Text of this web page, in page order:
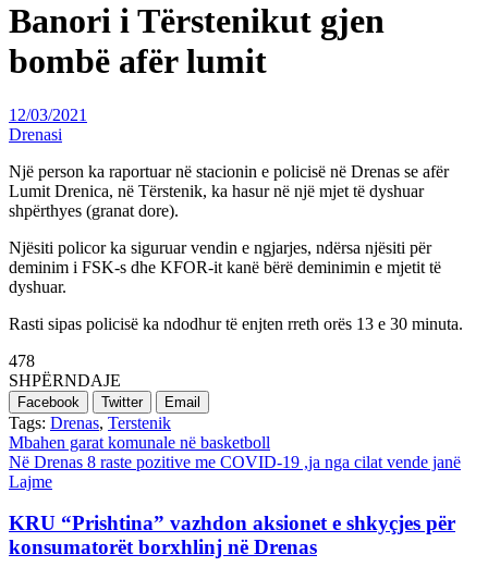
Banori i Tërstenikut gjen
bombë afër lumit
12/03/2021
Drenasi
Një person ka raportuar në stacionin e policisë në Drenas se afër
Lumit Drenica, në Tërstenik, ka hasur në një mjet të dyshuar
shpërthyes (granat dore).
Njësiti policor ka siguruar vendin e ngjarjes, ndërsa njësiti për
deminim i FSK-s dhe KFOR-it kanë bërë deminimin e mjetit të
dyshuar.
Rasti sipas policisë ka ndodhur të enjten rreth orës 13 e 30 minuta.
478
SHPËRNDAJE
Facebook Twitter Email
Tags: Drenas, Terstenik
Post
navigation
Mbahen garat komunale në basketboll
Në Drenas 8 raste pozitive me COVID-19 ,ja nga cilat vende janë
Lajme
KRU “Prishtina” vazhdon aksionet e shkyçjes për
konsumatorët borxhlinj në Drenas